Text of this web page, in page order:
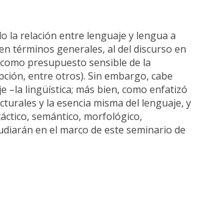
la relación entre lenguaje y lengua a
términos generales, al del discurso en
presupuesto sensible de la
entre otros). Sin embargo, cabe
–la lingüística; más bien, como enfatizó
y la esencia misma del lenguaje, y
semántico, morfológico,
en el marco de este seminario de